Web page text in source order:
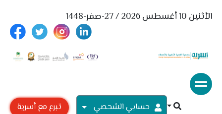
الأثنين 10 أغسطس 2026 / 27-صفر-1448
حسابي الشحصي تبرع مع أسرية